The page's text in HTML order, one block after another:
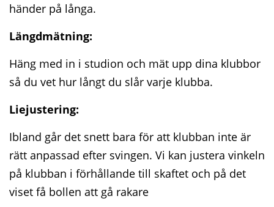
händer på långa.
Längdmätning:
Häng med in i studion och mät upp dina klubbor
så du vet hur långt du slår varje klubba.
Liejustering:
Ibland går det snett bara för att klubban inte är
rätt anpassad efter svingen. Vi kan justera vinkeln
på klubban i förhållande till skaftet och på det
viset få bollen att gå rakare